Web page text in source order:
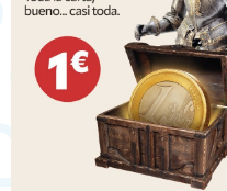
EUROMANÍA 100 MONTADITOS
+ info